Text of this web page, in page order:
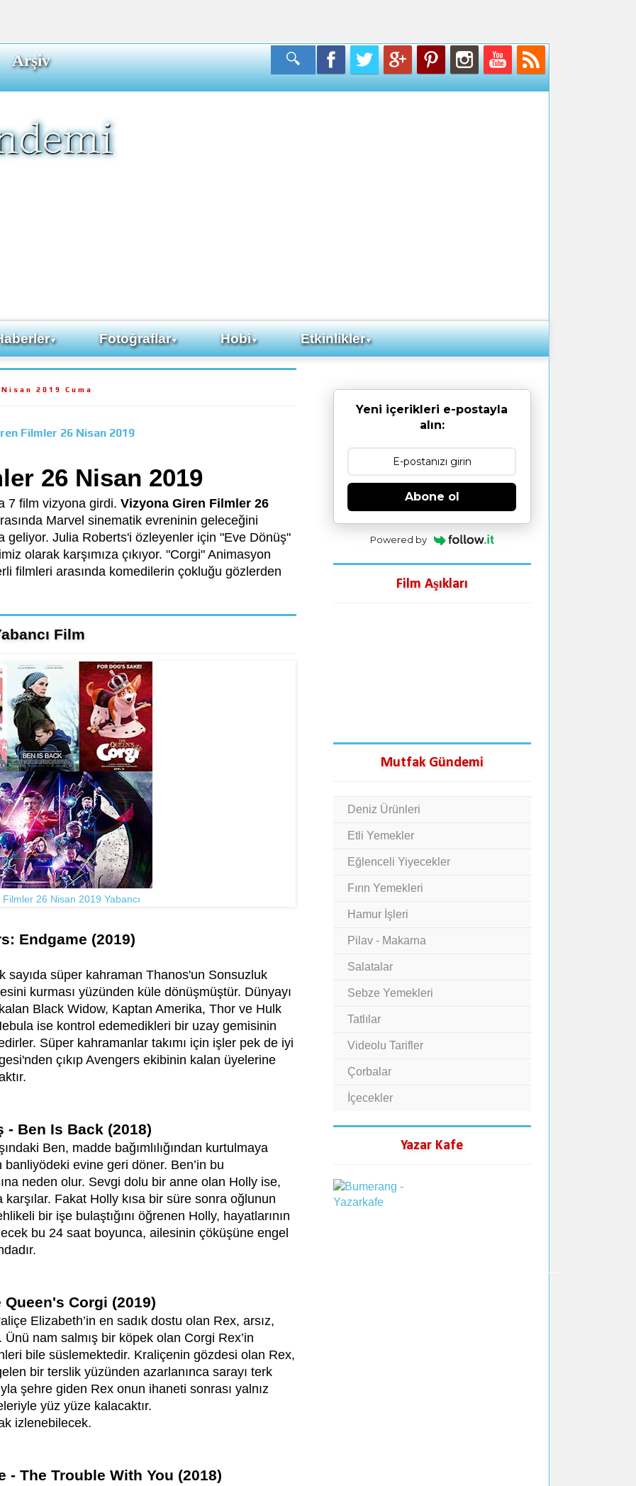
Arşiv
▼ Fotoğraflar▼ Hobi▼ Etkinlikler▼
2019 Cuma
Filmler 26 Nisan 2019
26 Nisan 2019
7 film vizyona girdi. Vizyona Giren Filmler 26
Marvel sinematik evreninin geleceğini
geliyor. Julia Roberts'i özleyenler için "Eve Dönüş"
olarak karşımıza çıkıyor. "Corgi" Animasyon
filmleri arasında komedilerin çokluğu gözlerden
Film
26 Nisan 2019 Yabancı
Endgame (2019)
sayıda süper kahraman Thanos'un Sonsuzluk
kurması yüzünden küle dönüşmüştür. Dünyayı
Black Widow, Kaptan Amerika, Thor ve Hulk
ise kontrol edemedikleri bir uzay gemisinin
Süper kahramanlar takımı için işler pek de iyi
çıkıp Avengers ekibinin kalan üyelerine
- Ben Is Back (2018)
Ben, madde bağımlılığından kurtulmaya
evine geri döner. Ben’in bu
neden olur. Sevgi dolu bir anne olan Holly ise,
Fakat Holly kısa bir süre sonra oğlunun
bir işe bulaştığını öğrenen Holly, hayatlarının
bu 24 saat boyunca, ailesinin çöküşüne engel
Queen's Corgi (2019)
Elizabeth’in en sadık dostu olan Rex, arsız,
nam salmış bir köpek olan Corgi Rex’in
bile süslemektedir. Kraliçenin gözdesi olan Rex,
bir terslik yüzünden azarlanınca sarayı terk
şehre giden Rex onun ihaneti sonrası yalnız
yüz yüze kalacaktır.
izlenebilecek.
- The Trouble With You (2018)
Yeni içerikleri e-postayla
alın:
Abone ol
Powered by
Film Aşıkları
Mutfak Gündemi
Deniz Ürünleri
Etli Yemekler
Eğlenceli Yiyecekler
Fırın Yemekleri
Hamur İşleri
Pilav - Makarna
Salatalar
Sebze Yemekleri
Tatlılar
Videolu Tarifler
Çorbalar
İçecekler
Yazar Kafe